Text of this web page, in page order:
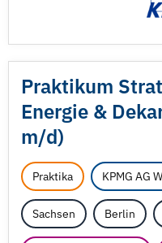
Praktikum
Energie &
m/d)
Praktika KPMG AG
Sachsen Berlin